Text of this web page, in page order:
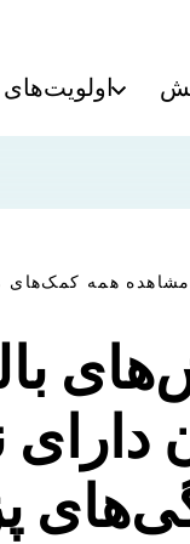
اولویت‌های
مشاهده همه کمک‌های